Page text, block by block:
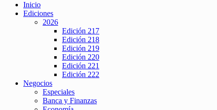
Inicio
Ediciones
2026
Edición 217
Edición 218
Edición 219
Edición 220
Edición 221
Edición 222
Negocios
Especiales
Banca y Finanzas